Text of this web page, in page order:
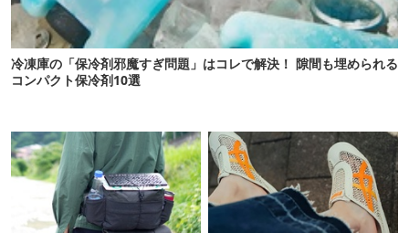
冷凍庫の「保冷剤邪魔すぎ問題」はコレで解決！ 隙間も埋められる
コンパクト保冷剤10選